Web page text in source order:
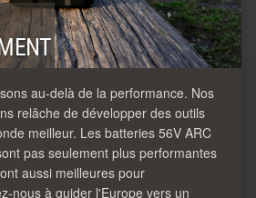
au-delà de la performance. Nos
relâche de développer des outils
meilleur. Les batteries 56V ARC
pas seulement plus performantes
aussi meilleures pour
nous à guider l'Europe vers un